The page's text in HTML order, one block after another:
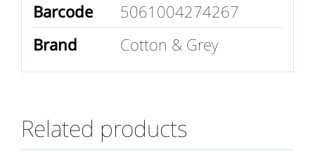
Barcode
5061004274267
Brand
Cotton & Grey
Related products